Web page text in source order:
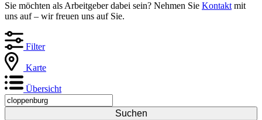
Sie möchten als Arbeitgeber dabei sein? Nehmen Sie Kontakt mit
uns auf – wir freuen uns auf Sie.
Filter
Karte
Übersicht